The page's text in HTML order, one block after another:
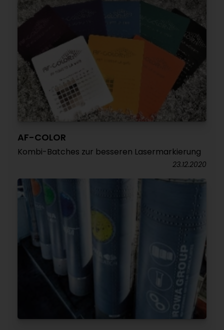
AF-COLOR
Kombi-Batches zur besseren Lasermarkierung
23.12.2020